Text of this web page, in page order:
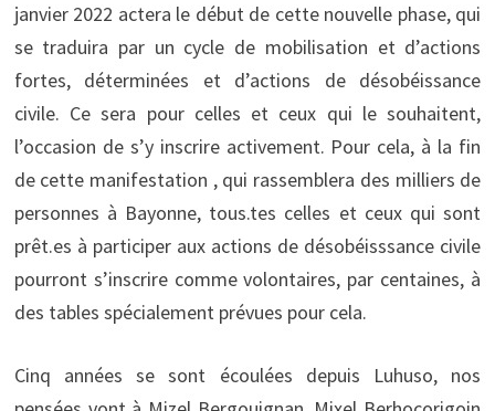
janvier 2022 actera le début de cette nouvelle phase, qui
se traduira par un cycle de mobilisation et d’actions
fortes, déterminées et d’actions de désobéissance
civile. Ce sera pour celles et ceux qui le souhaitent,
l’occasion de s’y inscrire activement. Pour cela, à la fin
de cette manifestation , qui rassemblera des milliers de
personnes à Bayonne, tous.tes celles et ceux qui sont
prêt.es à participer aux actions de désobéisssance civile
pourront s’inscrire comme volontaires, par centaines, à
des tables spécialement prévues pour cela.
Cinq années se sont écoulées depuis Luhuso, nos